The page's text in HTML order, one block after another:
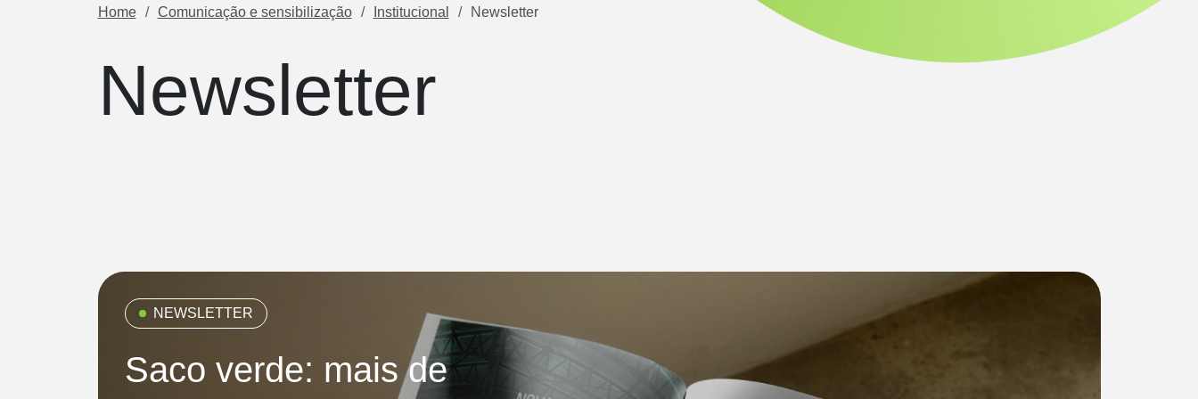
Home Comunicação e sensibilização Institucional Newsletter
Newsletter
NEWSLETTER
Saco verde: mais de